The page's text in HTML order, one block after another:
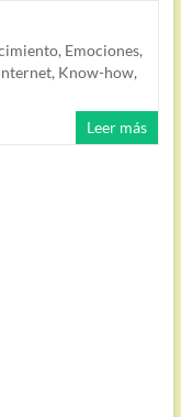
, Emociones,
, Know-how,
Leer más